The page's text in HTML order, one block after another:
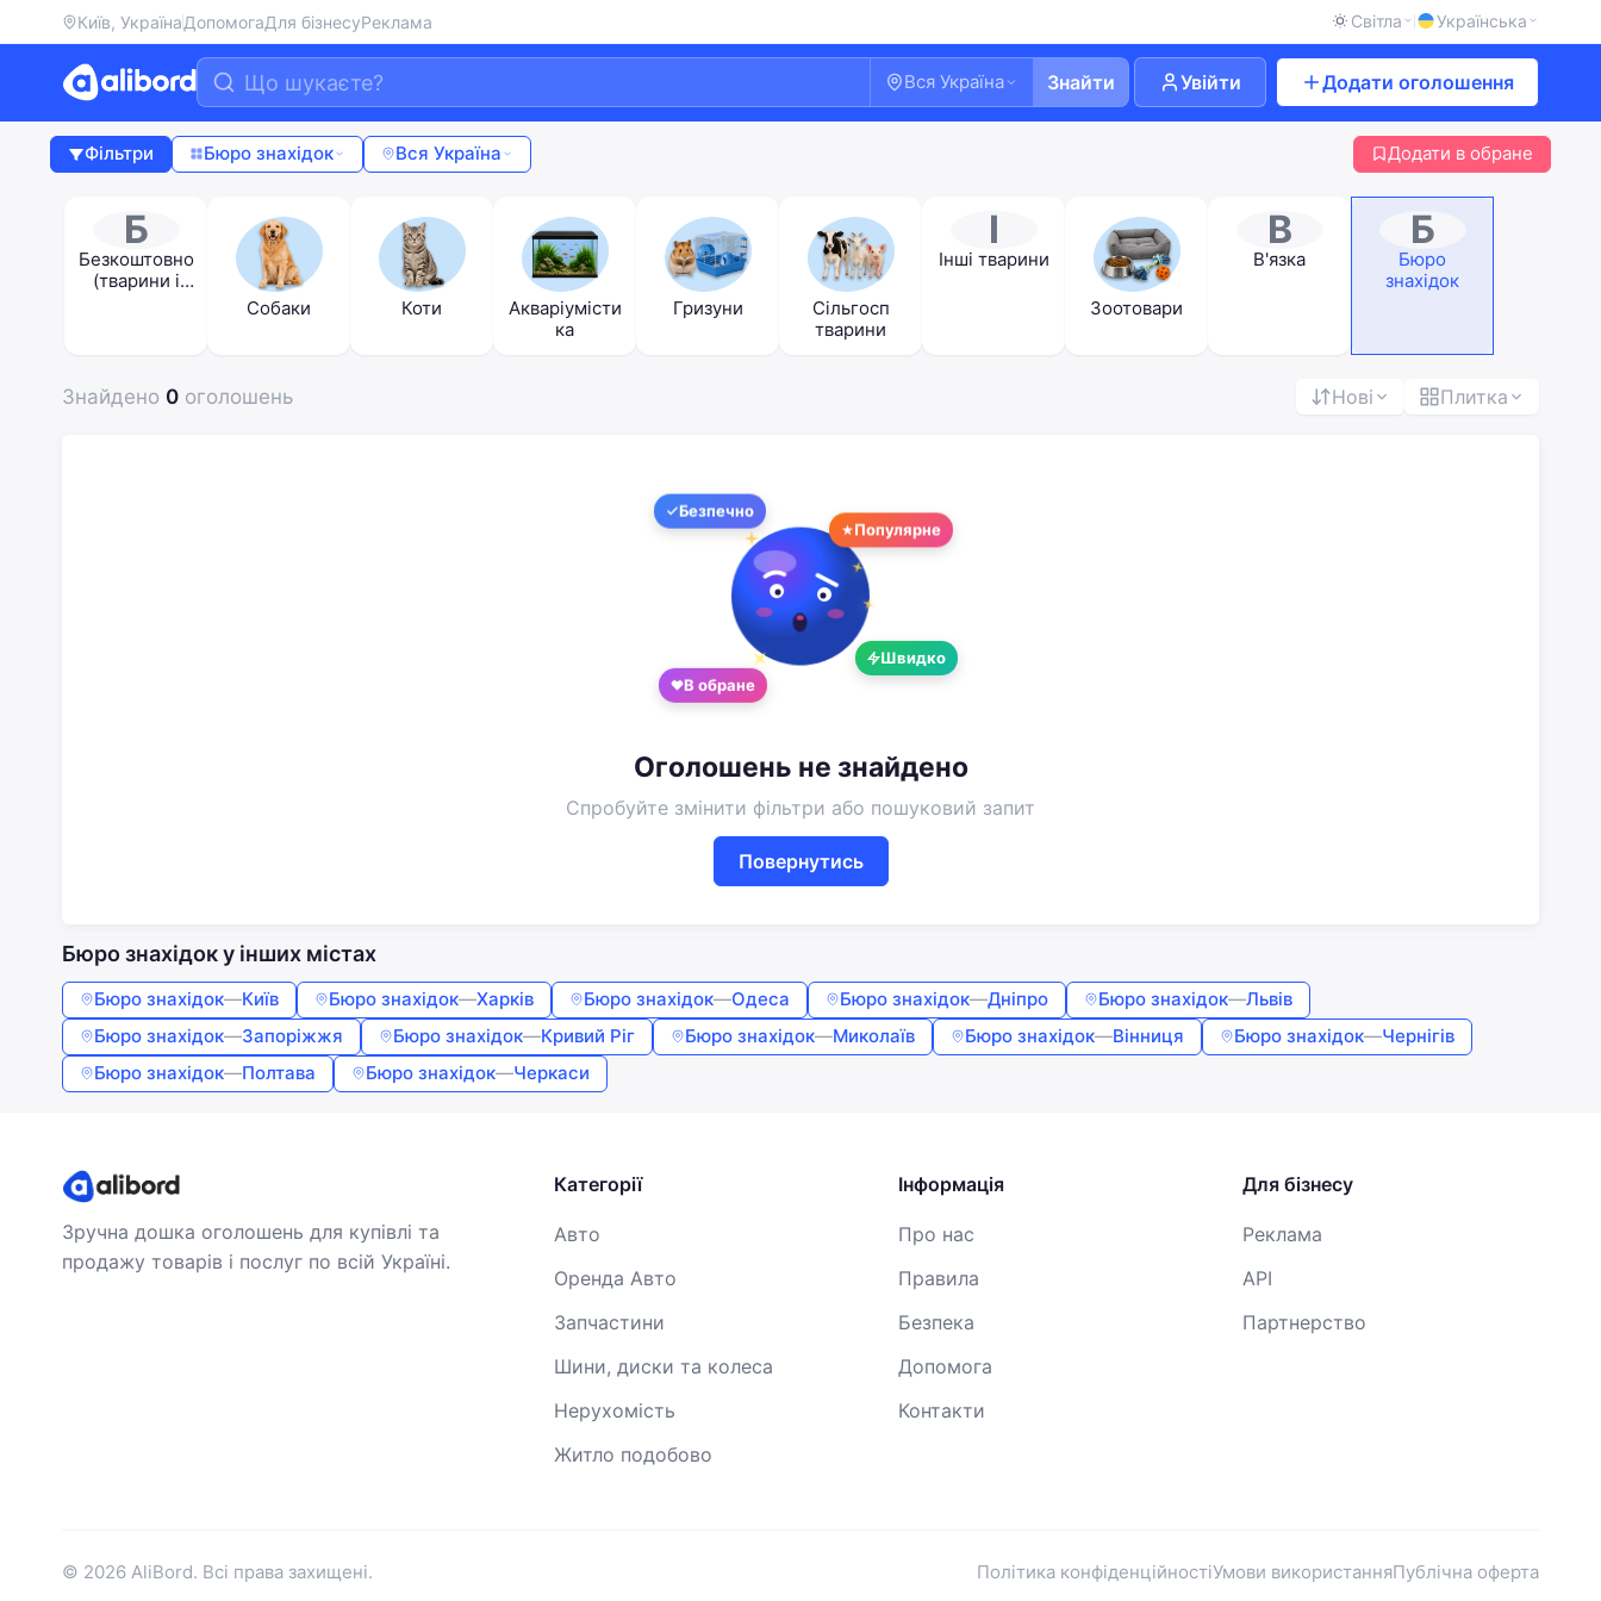
Київ, УкраїнаДопомогаДля бізнесуРеклама Світла Українська
Вся Україна Знайти Увійти Додати оголошення
Фільтри Бюро знахідок Вся Україна Додати в обране
Б
Безкоштовно
(тварини і
Собаки Коти
Акваріумісти
ка
Гризуни
Сільгосп
тварини
І
Інші тварини
Зоотовари
В
В'язка
Б
Бюро
знахідок
Знайдено 0 оголошень Нові Плитка
Безпечно
Популярне
Швидко
В обране
Оголошень не знайдено
Спробуйте змінити фільтри або пошуковий запит
Повернутись
Бюро знахідок у інших містах
Бюро знахідок—Київ Бюро знахідок—Харків Бюро знахідок—Одеса Бюро знахідок—Дніпро Бюро знахідок—Львів
Бюро знахідок—Запоріжжя Бюро знахідок—Кривий Ріг Бюро знахідок—Миколаїв Бюро знахідок—Вінниця Бюро знахідок—Чернігів
Бюро знахідок—Полтава Бюро знахідок—Черкаси
Зручна дошка оголошень для купівлі та
продажу товарів і послуг по всій Україні.
Категорії
Авто
Оренда Авто
Запчастини
Шини, диски та колеса
Нерухомість
Житло подобово
Інформація
Про нас
Правила
Безпека
Допомога
Контакти
Для бізнесу
Реклама
API
Партнерство
© 2026 AliBord. Всі права захищені. Політика конфіденційностіУмови використанняПублічна оферта
Ласкаво просимо!
Увійдіть або створіть акаунт
Google
або
Вхід Реєстрація
Пароль
Запам'ятати мене
Увійти
Продовжуючи, ви погоджуєтесь з